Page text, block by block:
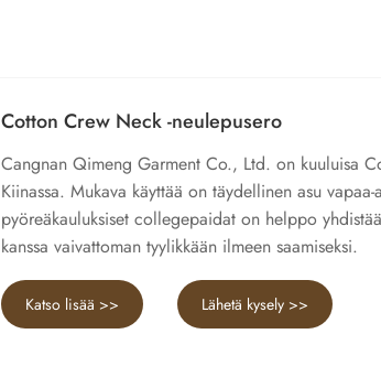
Cotton Crew Neck -neulepusero
Cangnan Qimeng Garment Co., Ltd. on kuuluisa
Kiinassa. Mukava käyttää on täydellinen asu
pyöreäkauluksiset collegepaidat on helppo
kanssa vaivattoman tyylikkään ilmeen saamiseksi.
Katso lisää >> Lähetä kysely >>